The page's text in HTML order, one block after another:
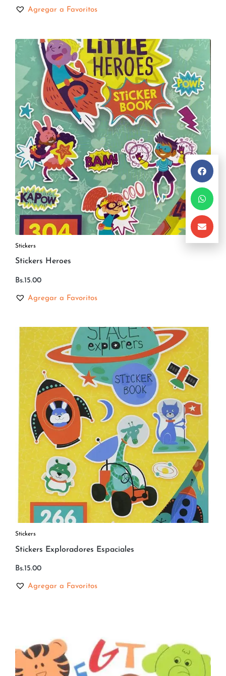
Agregar a Favoritos
Stickers
Stickers Heroes
Bs.15.00
Agregar a Favoritos
Stickers
Stickers Exploradores Espaciales
Bs.15.00
Agregar a Favoritos